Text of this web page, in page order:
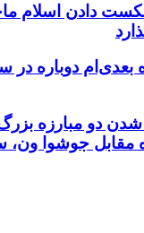
دادن اسلام
بعدی‌ام دوباره
مقابل جوشوا ون،